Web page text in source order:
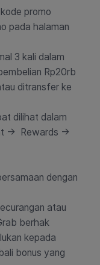
promo
pada halaman
3 kali dalam
Rp20rb
ditransfer ke
dilihat dalam
→ Rewards →
dengan
atau
berhak
kepada
bonus yang